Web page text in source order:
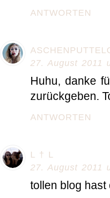
ANTWORTEN
27. August 2011
Huhu, danke
zurückgeben.
ANTWORTEN
L † L
27. August 2011
tollen blog